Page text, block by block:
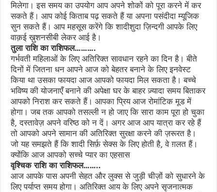
मिलेगा। इस समय का उपयोग आप अपने शोकों को पूरा करने में कर
सकते हैं। आप कोई किताब पढ़ सकते हैं या अपना पसंदीदा म्यूजिक
सुन सकते हैं। आप महसूस करेंगे कि शादीशुदा ज़िन्दगी आपके लिए
वाक़ई ख़ुशनसीबी लेकर आई है।
तुला राशि का राशिफल……….
गर्भवती महिलाओं के लिए अतिरिक्त सावधान रहने का दिन है। बीते
दिनों में जितना धन आपने आज को बेहतर बनाने के लिए इनवेस्ट
किया था उसका फायदा आज आपको फायदा मिल सकता है। बच्चे
भविष्य की योजनाएँ बनाने की अपेक्षा घर के बाहर ज़्यादा समय बिताकर
आपको निराश कर सकते हैं। आपका प्रिय आज रोमांटिक मूड में
होगा। जब तक आपको तसल्ली न हो जाए कि सारा काम पूरा हो चुका
है, दस्तावेज़ अपने वरिष्ठ को न दें। अगर आज आप यात्रा कर रहे हैं
तो आपको अपने सामान की अतिरिक्त सुरक्षा करने की ज़रूरत है।
जो यह समझते हैं कि शादी सिर्फ़ सेक्स के लिए होती है, वे ग़लत हैं।
क्योंकि आज आपको सच्चे प्यार का एहसास
वृश्चिक राशि का राशिफल……..
आज आपके पास अपनी सेहत और लुक्स से जुड़ी चीज़ों को सुधारने के
लिए पर्याप्त समय होगा। अतिरिक्त आय के लिए अपने सृजनात्मक